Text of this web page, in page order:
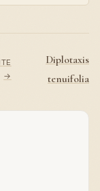
→
Diplotaxis
tenuifolia